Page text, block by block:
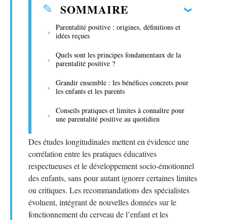
SOMMAIRE
Parentalité positive : origines, définitions et
idées reçues
Quels sont les principes fondamentaux de la
parentalité positive ?
Grandir ensemble : les bénéfices concrets pour
les enfants et les parents
Conseils pratiques et limites à connaître pour
une parentalité positive au quotidien
Des études longitudinales mettent en évidence une
corrélation entre les pratiques éducatives
respectueuses et le développement socio-émotionnel
des enfants, sans pour autant ignorer certaines limites
ou critiques. Les recommandations des spécialistes
évoluent, intégrant de nouvelles données sur le
fonctionnement du cerveau de l’enfant et les